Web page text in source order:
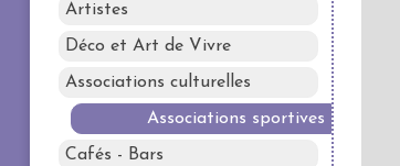
Artistes
Déco et Art de Vivre
Associations culturelles
Associations sportives
Cafés - Bars